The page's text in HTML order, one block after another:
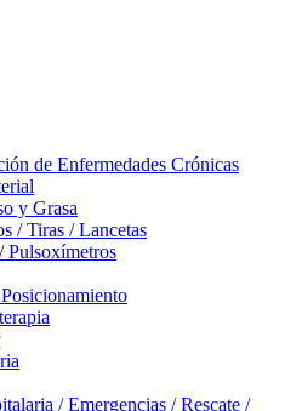
de Enfermedades Crónicas
y Grasa
/ Tiras / Lancetas
Pulsoxímetros
/ Emergencias / Rescate /